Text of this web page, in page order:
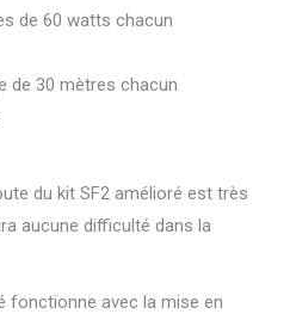
de 60 watts chacun
de 30 mètres chacun
du kit SF2 amélioré est très
aucune difficulté dans la
fonctionne avec la mise en